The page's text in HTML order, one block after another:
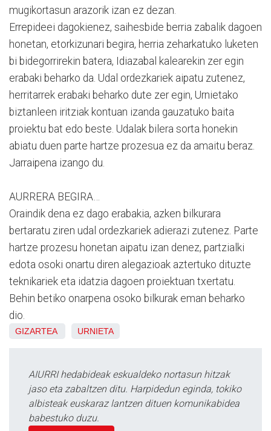
mugikortasun arazorik izan ez dezan.
Errepideei dagokienez, saihesbide berria zabalik dagoen
honetan, etorkizunari begira, herria zeharkatuko luketen
bi bidegorrirekin batera, Idiazabal kalearekin zer egin
erabaki beharko da. Udal ordezkariek aipatu zutenez,
herritarrek erabaki beharko dute zer egin, Urnietako
biztanleen iritziak kontuan izanda gauzatuko baita
proiektu bat edo beste. Udalak bilera sorta honekin
abiatu duen parte hartze prozesua ez da amaitu beraz.
Jarraipena izango du.
AURRERA BEGIRA…
Oraindik dena ez dago erabakia, azken bilkurara
bertaratu ziren udal ordezkariek adierazi zutenez. Parte
hartze prozesu honetan aipatu izan denez, partzialki
edota osoki onartu diren alegazioak aztertuko dituzte
teknikariek eta idatzia dagoen proiektuan txertatu.
Behin betiko onarpena osoko bilkurak eman beharko
dio.
GIZARTEA URNIETA
AIURRI hedabideak eskualdeko nortasun hitzak
jaso eta zabaltzen ditu. Harpidedun eginda, tokiko
albisteak euskaraz lantzen dituen komunikabidea
babestuko duzu.